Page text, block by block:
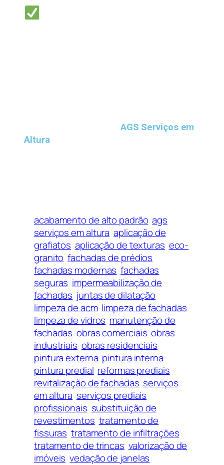
AGS Serviços em
Altura, garante segurança, durabilidade e
acabamento de alto padrão ags
serviços em altura aplicação de
grafiatos aplicação de texturas eco-
granito fachadas de prédios
fachadas modernas fachadas
seguras impermeabilização de
fachadas juntas de dilatação
limpeza de acm limpeza de fachadas
limpeza de vidros manutenção de
fachadas obras comerciais obras
industriais obras residenciais
pintura externa pintura interna
pintura predial reformas prediais
revitalização de fachadas serviços
em altura serviços prediais
profissionais substituição de
revestimentos tratamento de
fissuras tratamento de infiltrações
tratamento de trincas valorização de
imóveis vedação de janelas